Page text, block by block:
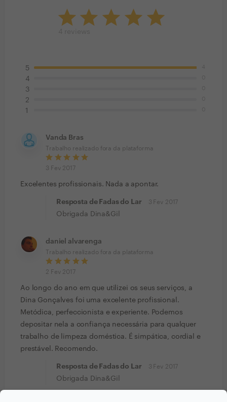
5
4
3
2
1
Vanda Bras
Trabalho realizado fora da plataforma
3 Fev 2017
Excelentes profissionais. Nada a apontar.
Resposta de Fadas do Lar 3 Fev 2017
Obrigada Dina&Gil
daniel alvarenga
Trabalho realizado fora da plataforma
2 Fev 2017
Ao longo do ano em que utilizei os seus serviços, a
Dina Gonçalves foi uma excelente profissional.
Metódica, perfeccionista e experiente. Podemos
depositar nela a confiança necessária para qualquer
trabalho de limpeza doméstica. É simpática, cordial e
prestável. Recomendo.
Resposta de Fadas do Lar 3 Fev 2017
Obrigada Dina&Gil